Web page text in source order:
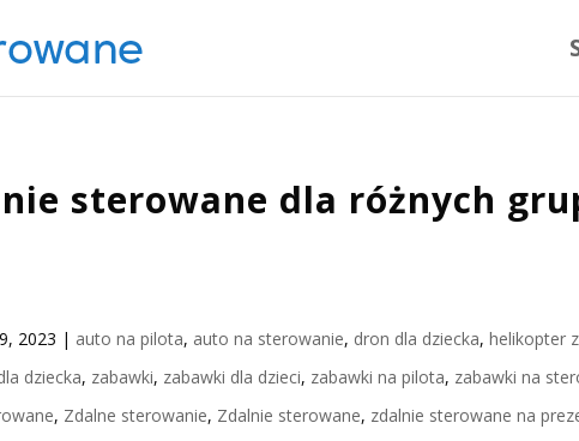
sterowane dla różnych
2023 | auto na pilota, auto na sterowanie, dron dla dziecka,helikopter
dziecka, zabawki, zabawki dla dzieci, zabawki na pilota, zabawki na
, Zdalne sterowanie, Zdalnie sterowane, zdalnie sterowane na